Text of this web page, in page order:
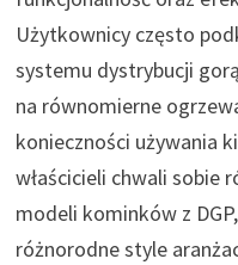
Użytkownicy często
systemu dystrybucji
na równomierne
konieczności używania
właścicieli chwali sobie
modeli kominków z
różnorodne style